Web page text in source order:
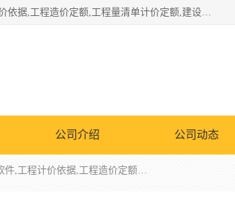
北京北腾文化发展有限公司：主营31个省建设工程预算书,工程预算软件,工程计价依据,工程造价定额,工程量清单计价定额,建设工程量消耗量定额,各行业工程预算定额,铁路定额,电力定额,矿山定额,*,黄金定额,钢铁企业检修定额,中石化安装检修定额,煤矿图书,医院书籍等.诚信的经营，在发展的同时公司不忘不断总结不断优化为客户的服务，和一如既往的热情赢得了新老客户的极高评价及青睐。
公司介绍 公司动态
北京北腾文化发展有限公司：主营31个省建设工程预算书,工程预算软件,工程计价依据,工程造价定额,工程量清单计价定额,建设工程量消耗量定额,各行业工程预算定额,铁路定额,电力定额,矿山定额,*,黄金定额,钢铁企业检修定额,中石化安装检修定额,煤矿图书,医院书籍等.诚信的经营，在发展的同时公司不忘不断总结不断优化为客户的服务，和一如既往的热情赢得了新老客户的极高评价及青睐。